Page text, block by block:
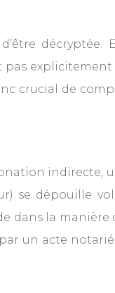
décryptée.
crucial de
indirecte,
se dépouille
dans la
un acte